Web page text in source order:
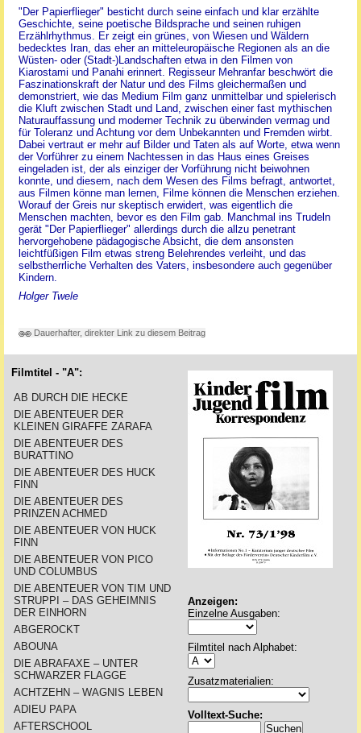
"Der Papierflieger" besticht durch seine einfach und klar erzählte
Geschichte, seine poetische Bildsprache und seinen ruhigen
Erzählrhythmus. Er zeigt ein grünes, von Wiesen und Wäldern
bedecktes Iran, das eher an mitteleuropäische Regionen als an die
Wüsten- oder (Stadt-)Landschaften etwa in den Filmen von
Kiarostami und Panahi erinnert. Regisseur Mehranfar beschwört die
Faszinationskraft der Natur und des Films gleichermaßen und
demonstriert, wie das Medium Film ganz unmittelbar und spielerisch
die Kluft zwischen Stadt und Land, zwischen einer fast mythischen
Naturauffassung und moderner Technik zu überwinden vermag und
für Toleranz und Achtung vor dem Unbekannten und Fremden wirbt.
Dabei vertraut er mehr auf Bilder und Taten als auf Worte, etwa wenn
der Vorführer zu einem Nachtessen in das Haus eines Greises
eingeladen ist, der als einziger der Vorführung nicht beiwohnen
konnte, und diesem, nach dem Wesen des Films befragt, antwortet,
aus Filmen könne man lernen, Filme können die Menschen erziehen.
Worauf der Greis nur skeptisch erwidert, was eigentlich die
Menschen machten, bevor es den Film gab. Manchmal ins Trudeln
gerät "Der Papierflieger" allerdings durch die allzu penetrant
hervorgehobene pädagogische Absicht, die dem ansonsten
leichtfüßigen Film etwas streng Belehrendes verleiht, und das
selbstherrliche Verhalten des Vaters, insbesondere auch gegenüber
Kindern.
Holger Twele
Dauerhafter, direkter Link zu diesem Beitrag
Filmtitel - "A":
AB DURCH DIE HECKE
DIE ABENTEUER DER
KLEINEN GIRAFFE ZARAFA
DIE ABENTEUER DES
BURATTINO
DIE ABENTEUER DES HUCK
FINN
DIE ABENTEUER DES
PRINZEN ACHMED
DIE ABENTEUER VON HUCK
FINN
DIE ABENTEUER VON PICO
UND COLUMBUS
DIE ABENTEUER VON TIM UND
STRUPPI – DAS GEHEIMNIS
DER EINHORN
ABGEROCKT
ABOUNA
DIE ABRAFAXE – UNTER
SCHWARZER FLAGGE
ACHTZEHN – WAGNIS LEBEN
ADIEU PAPA
AFTERSCHOOL
Anzeigen:
Einzelne Ausgaben:
Filmtitel nach Alphabet:
Zusatzmaterialien:
Volltext-Suche: